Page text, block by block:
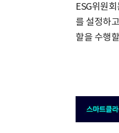
ESG위원
를 설정하
할을 수행